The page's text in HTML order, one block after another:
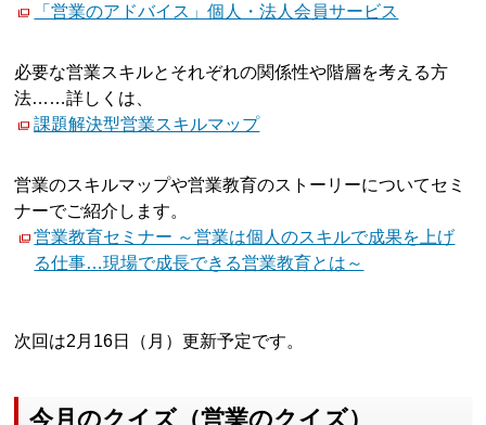
「営業のアドバイス」個人・法人会員サービス
必要な営業スキルとそれぞれの関係性や階層を考える方
法……詳しくは、
課題解決型営業スキルマップ
営業のスキルマップや営業教育のストーリーについてセミ
ナーでご紹介します。
営業教育セミナー ～営業は個人のスキルで成果を上げ
る仕事…現場で成長できる営業教育とは～
次回は2月16日（月）更新予定です。
今月のクイズ（営業のクイズ）